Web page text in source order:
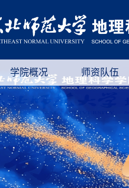
学院概况 师资队伍